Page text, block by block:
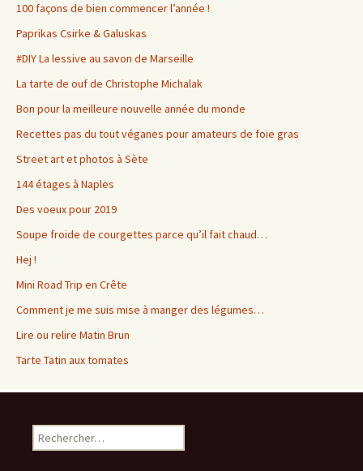
100 façons de bien commencer l’année !
Paprikas Csirke & Galuskas
#DIY La lessive au savon de Marseille
La tarte de ouf de Christophe Michalak
Bon pour la meilleure nouvelle année du monde
Recettes pas du tout véganes pour amateurs de foie gras
Street art et photos à Sète
144 étages à Naples
Des voeux pour 2019
Soupe froide de courgettes parce qu’il fait chaud…
Hej !
Mini Road Trip en Crête
Comment je me suis mise à manger des légumes…
Lire ou relire Matin Brun
Tarte Tatin aux tomates
Rechercher :